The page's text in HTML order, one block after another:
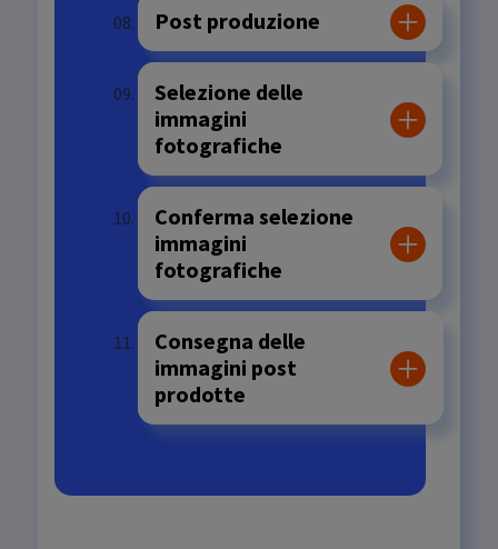
Post produzione
Selezione delle
immagini
fotografiche
Conferma selezione
immagini
fotografiche
Consegna delle
immagini post
prodotte